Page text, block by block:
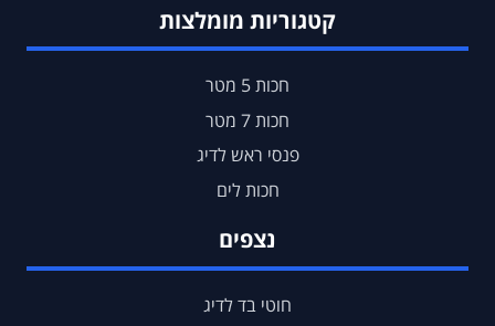
קטגוריות מומלצות
חכות 5 מטר
חכות 7 מטר
פנסי ראש לדיג
חכות לים
נצפים
חוטי בד לדיג